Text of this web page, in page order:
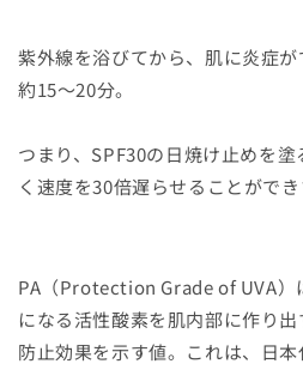
紫外線を浴びてから、肌に炎症
約15〜20分。
つまり、SPF30の日焼け止めを
く速度を30倍遅らせることがで
PA（Protection Grade of UVA）
になる活性酸素を肌内部に作り
防止効果を示す値。これは、日